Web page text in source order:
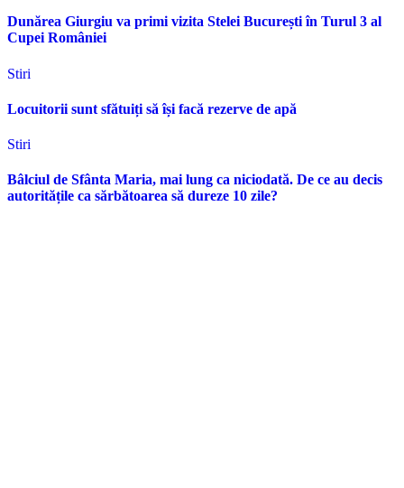
Dunărea Giurgiu va primi vizita Stelei București în Turul 3 al
Cupei României
Stiri
Locuitorii sunt sfătuiți să își facă rezerve de apă
Stiri
Bâlciul de Sfânta Maria, mai lung ca niciodată. De ce au decis
autoritățile ca sărbătoarea să dureze 10 zile?